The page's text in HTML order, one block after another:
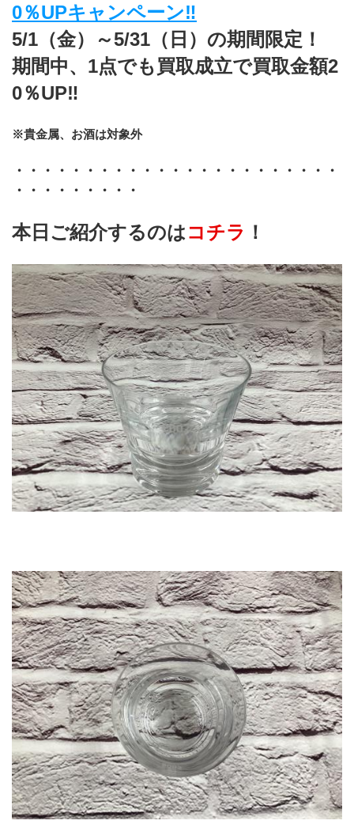
0％UPキャンペーン‼
5/1（金）～5/31（日）の期間限定！
期間中、1点でも買取成立で買取金額2
0％UP‼
﻿※貴金属、お酒は対象外
﻿・・・・・・・・・・・・・・・・・・・・・・・
・・・・・・・・・
本日ご紹介するのはコチラ ！